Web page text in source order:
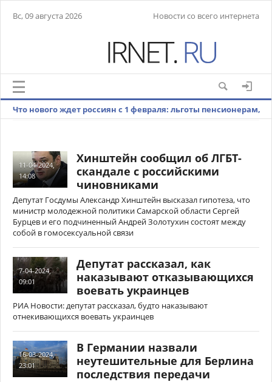
Вс, 09 августа 2026 Новости со всего интернета
Что нового ждет россиян с 1 февраля: льготы пенсионерам,
11-04-2024,
14:08
Хинштейн сообщил об ЛГБТ-
скандале с российскими
чиновниками
Депутат Госдумы Александр Хинштейн высказал гипотеза, что
министр молодежной политики Самарской области Сергей
Бурцев и его подчиненный Андрей Золотухин состоят между
собой в гомосексуальной связи
7-04-2024,
09:01
Депутат рассказал, как
наказывают отказывающихся
воевать украинцев
РИА Новости: депутат рассказал, будто наказывают
отнекивающихся воевать украинцев
16-03-2024,
23:01
В Германии назвали
неутешительные для Берлина
последствия передачи